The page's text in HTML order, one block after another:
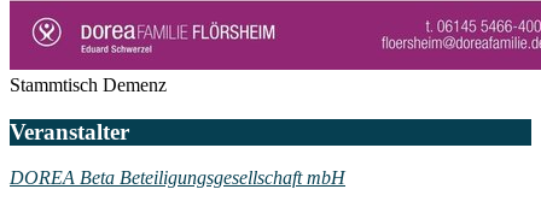
Stammtisch Demenz
Veranstalter
DOREA Beta Beteiligungsgesellschaft mbH